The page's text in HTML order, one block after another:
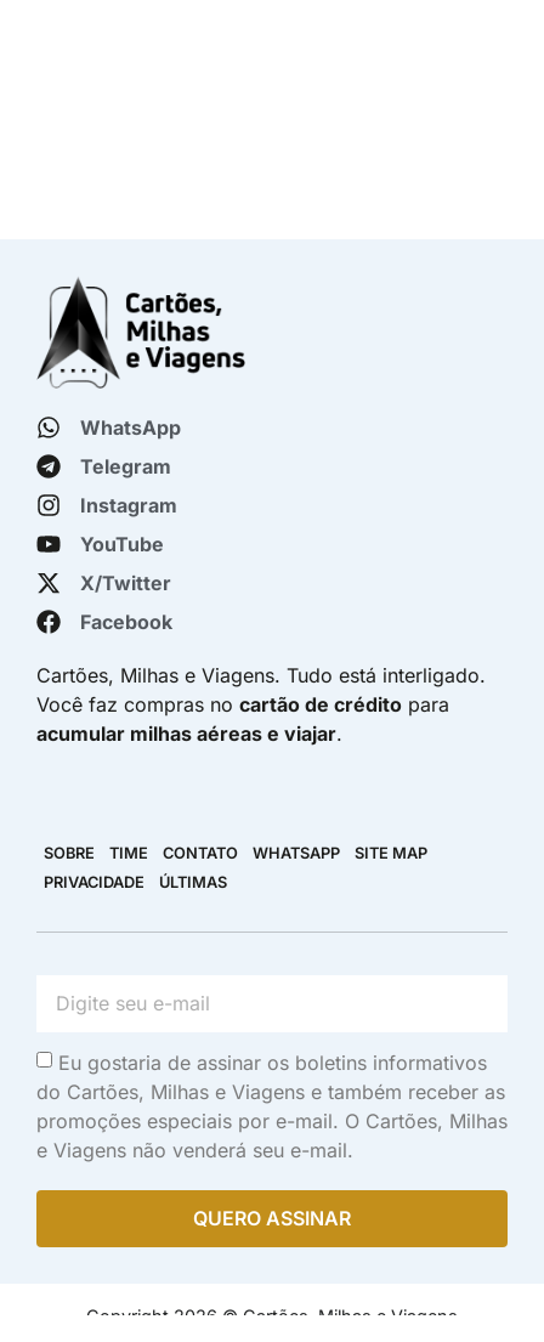
WhatsApp
Telegram
Instagram
YouTube
X/Twitter
Facebook
Cartões, Milhas e Viagens. Tudo está interligado.
Você faz compras no cartão de crédito para
acumular milhas aéreas e viajar.
SOBRE TIME CONTATO WHATSAPP
SITE MAP
PRIVACIDADE
ÚLTIMAS
Eu gostaria de assinar os boletins informativos
do Cartões, Milhas e Viagens e também receber as
promoções especiais por e-mail. O Cartões, Milhas
e Viagens não venderá seu e-mail.
QUERO ASSINAR
Copyright 2026 © Cartões, Milhas e Viagens